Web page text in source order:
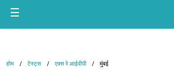
☰
होम टेस्ट्स एक्स रे आईवीपी मुंबई